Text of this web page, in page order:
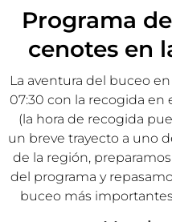
Programa
cenotes en
La aventura del buceo
07:30 con la recogida en
(la hora de recogida
un breve trayecto a uno
de la región,
del programa y
buceo más